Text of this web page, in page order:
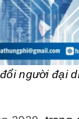
người đại